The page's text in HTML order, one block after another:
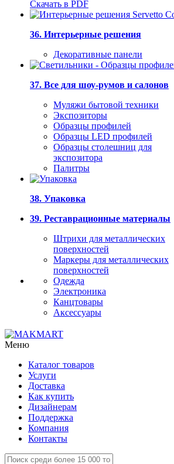
Скачать в PDF
36. Интерьерные решения
Декоративные панели
37. Все для шоу-румов и салонов
Муляжи бытовой техники
Экспозиторы
Образцы профилей
Образцы LED профилей
Образцы столешниц для
экспозитора
Палитры
38. Упаковка
39. Реставрационные материалы
Штрихи для металлических
поверхностей
Маркеры для металлических
поверхностей
Одежда
Электроника
Канцтовары
Аксессуары
Меню
Каталог товаров
Услуги
Доставка
Как купить
Дизайнерам
Поддержка
Компания
Контакты